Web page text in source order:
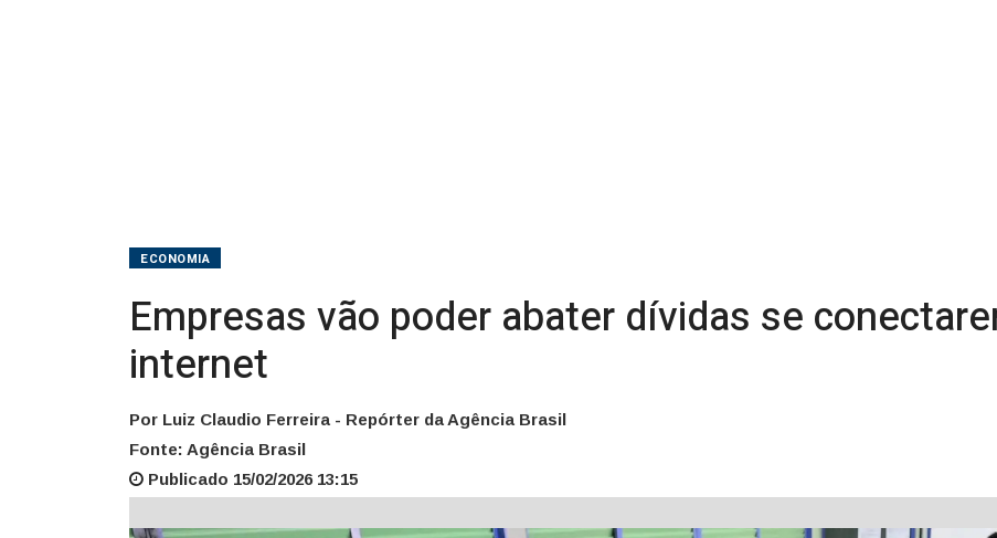
ECONOMIA
Empresas vão poder abater dívidas se
internet
Por Luiz Claudio Ferreira - Repórter da Agência Brasil
Fonte: Agência Brasil
Publicado 15/02/2026 13:15